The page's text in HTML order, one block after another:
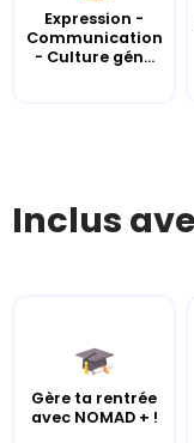
Expression -
Communication
- Culture gén...
Inclus
Gère ta rentrée
avec NOMAD + !